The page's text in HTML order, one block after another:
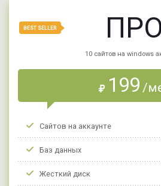
BEST SELLER
10 сайтов на windows
₽ 199 /
Сайтов на аккаунте
Баз данных
Жесткий диск